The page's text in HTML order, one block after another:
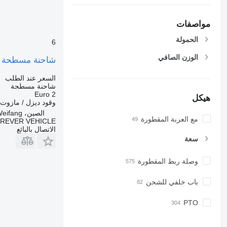
مواصفات
الحمولة
الوزن الصافي
هيكل
مع العربة المقطورة
سعة
وصلة ربط المقطورة
باب خلفي للشحن
PTO
6
شاحنة مسطحة
السعر عند الطلب
شاحنة مسطحة
Euro 2
وقود ديزل / مازوت
الصين، Weifang
VEHICLE
الاتصال بالبائع